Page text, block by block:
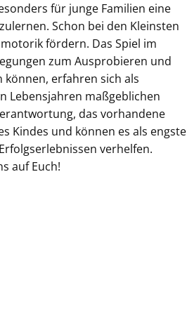
für junge Familien eine
Schon bei den Kleinsten
fördern. Das Spiel im
zum Ausprobieren und
erfahren sich als
Lebensjahren maßgeblichen
das vorhandene
Kindes und können es als engste
verhelfen.
auf Euch!